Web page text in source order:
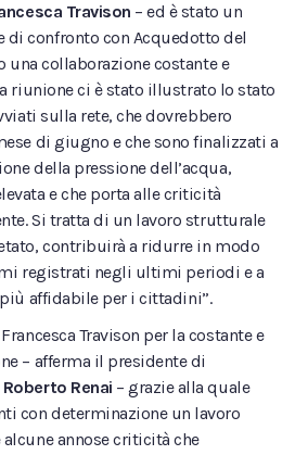
Travison – ed è stato un
confronto con Acquedotto del
una collaborazione costante e
riunione ci è stato illustrato lo stato
sulla rete, che dovrebbero
di giugno e che sono finalizzati a
della pressione dell’acqua,
e che porta alle criticità
Si tratta di un lavoro strutturale
contribuirà a ridurre in modo
registrati negli ultimi periodi e a
affidabile per i cittadini”.
Travison per la costante e
– afferma il presidente di
Roberto Renai – grazie alla quale
con determinazione un lavoro
annose criticità che